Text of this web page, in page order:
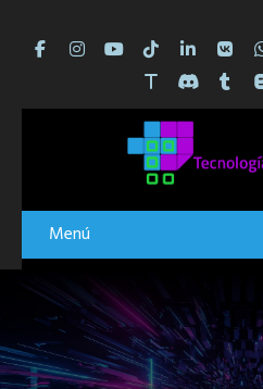
Menú